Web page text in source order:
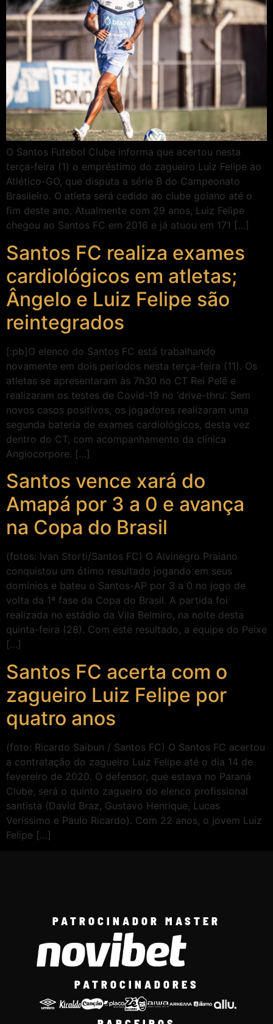
O Santos Futebol Clube informa que acertou nesta
terça-feira (1) o empréstimo do zagueiro Luiz Felipe ao
Atlético-GO, que disputa a série B do Campeonato
Brasileiro. O atleta será cedido ao clube goiano até o
fim deste ano. Atualmente com 29 anos, Luiz Felipe
chegou ao Santos FC em 2016 e já atuou em 171 […]
Santos FC realiza exames
cardiológicos em atletas;
Ângelo e Luiz Felipe são
reintegrados
[:pb]O elenco do Santos FC está trabalhando
novamente em dois períodos nesta terça-feira (11). Os
atletas se apresentaram às 7h30 no CT Rei Pelé e
realizaram os testes de Covid-19 no ‘drive-thru’. Sem
novos casos positivos, os jogadores realizaram uma
segunda bateria de exames cardiológicos, desta vez
dentro do CT, com acompanhamento da clínica
Angiocorpore. […]
Santos vence xará do
Amapá por 3 a 0 e avança
na Copa do Brasil
(fotos: Ivan Storti/Santos FC) O Alvinegro Praiano
conquistou um ótimo resultado jogando em seus
domínios e bateu o Santos-AP por 3 a 0 no jogo de
volta da 1ª fase da Copa do Brasil. A partida foi
realizada no estádio da Vila Belmiro, na noite desta
quinta-feira (28). Com este resultado, a equipe do Peixe
[…]
Santos FC acerta com o
zagueiro Luiz Felipe por
quatro anos
(foto: Ricardo Saibun / Santos FC) O Santos FC acertou
a contratação do zagueiro Luiz Felipe até o dia 14 de
fevereiro de 2020. O defensor, que estava no Paraná
Clube, será o quinto zagueiro do elenco profissional
santista (David Braz, Gustavo Henrique, Lucas
Veríssimo e Paulo Ricardo). Com 22 anos, o jovem Luiz
Felipe […]
PATROCINADOR MASTER
PATROCINADORES